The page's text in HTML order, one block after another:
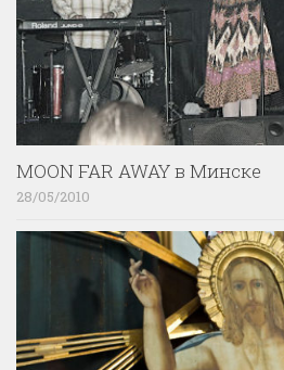
MOON FAR AWAY в Минске
28/05/2010